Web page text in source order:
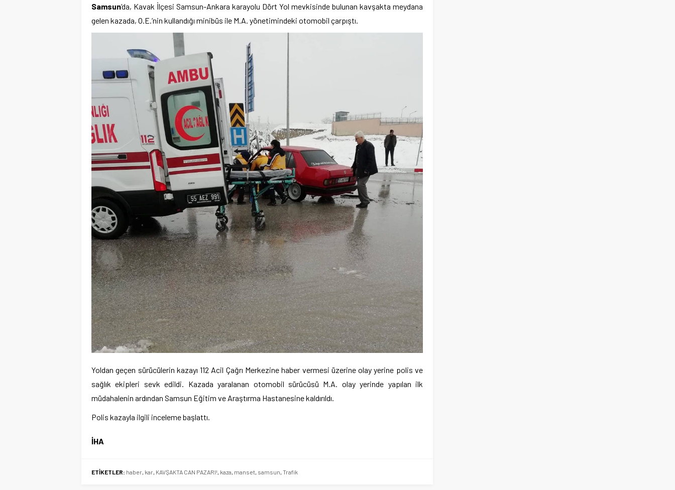
Samsun‘da, Kavak İlçesi Samsun-Ankara karayolu Dört Yol mevkisinde bulunan kavşakta meydana
gelen kazada, O.E.’nin kullandığı minibüs ile M.A. yönetimindeki otomobil çarpıştı.
Yoldan geçen sürücülerin kazayı 112 Acil Çağrı Merkezine haber vermesi üzerine olay yerine polis ve
sağlık ekipleri sevk edildi. Kazada yaralanan otomobil sürücüsü M.A. olay yerinde yapılan ilk
müdahalenin ardından Samsun Eğitim ve Araştırma Hastanesine kaldırıldı.
Polis kazayla ilgili inceleme başlattı.
İHA
ETİKETLER: haber kar KAVŞAKTA CAN PAZARI! kaza manset samsun Trafik